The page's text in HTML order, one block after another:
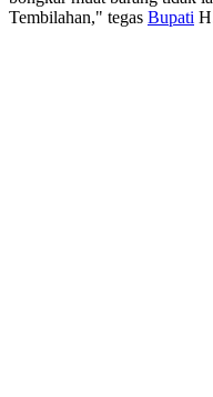
Tembilahan," tegas Bupati